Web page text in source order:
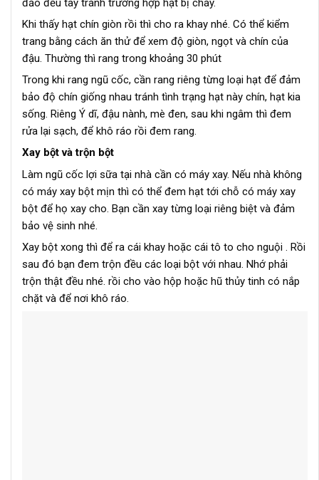
Khi thấy hạt chín giòn rồi thì cho ra khay nhé. Có thể kiểm
trang bằng cách ăn thử để xem độ giòn, ngọt và chín của
đậu. Thường thì rang trong khoảng 30 phút
Trong khi rang ngũ cốc, cần rang riêng từng loại hạt để đảm
bảo độ chín giống nhau tránh tình trạng hạt này chín, hạt kia
sống. Riêng Ý dĩ, đậu nành, mè đen, sau khi ngâm thì đem
rửa lại sạch, để khô ráo rồi đem rang.
Xay bột và trộn bột
Làm ngũ cốc lợi sữa tại nhà cần có máy xay. Nếu nhà không
có máy xay bột mịn thì có thể đem hạt tới chỗ có máy xay
bột để họ xay cho. Bạn cần xay từng loại riêng biệt và đảm
bảo vệ sinh nhé.
Xay bột xong thì để ra cái khay hoặc cái tô to cho nguội . Rồi
sau đó bạn đem trộn đều các loại bột với nhau. Nhớ phải
trộn thật đều nhé. rồi cho vào hộp hoặc hũ thủy tinh có nắp
chặt và để nơi khô ráo.